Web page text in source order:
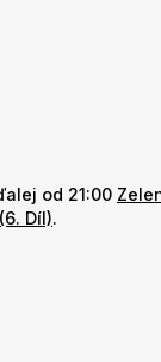
ďalej od 21:00
Díl).